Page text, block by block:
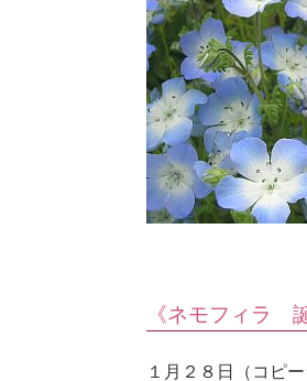
《ネモフィラ
１月２８日（コピ